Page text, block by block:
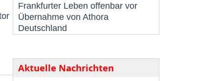
Frankfurter Leben offenbar vor
Übernahme von Athora
Deutschland
Aktuelle Nachrichten